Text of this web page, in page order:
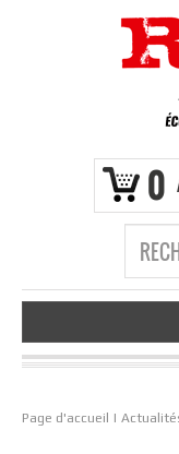
0
Page d'accueil |